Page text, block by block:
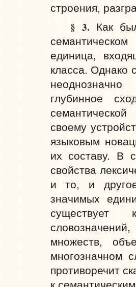
строения,
§ 3. Как
единица,
класса. Однако
глубинное
своему
языковым
их составу. В
свойства
и то, и
значимых
существует
множеств,
многозначном
противоречит